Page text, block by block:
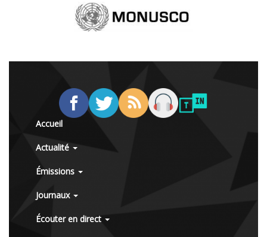
Accueil
Actualité
Émissions
Journaux
Écouter en direct